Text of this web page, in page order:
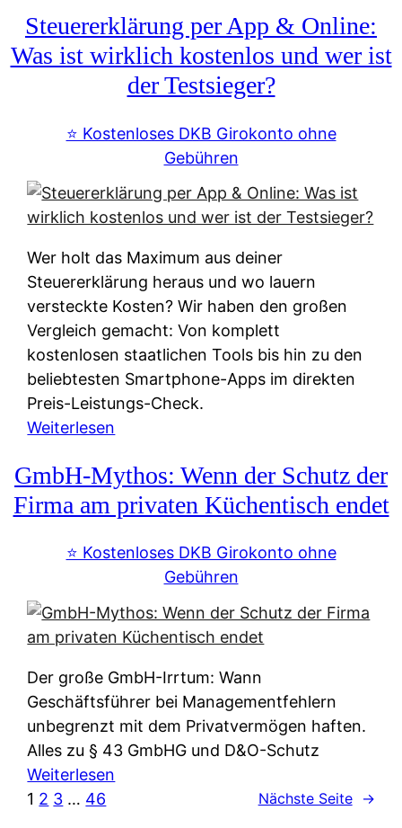
&
f
r
e
u
s
u
n
f
t
e
i
e
W
e
r
s
i
c
h
e
t
a
h
g
s
y
t
e
m
M
I
R
:
W
e
u
d
n
w
l
c
h
e
n
Steuererklärung per App & Online:
Was ist wirklich kostenlos und wer ist
der Testsieger?
⭐️ Kostenloses DKB Girokonto ohne
Gebühren
Wer holt das Maximum aus deiner
Steuererklärung heraus und wo lauern
versteckte Kosten? Wir haben den großen
Vergleich gemacht: Von komplett
kostenlosen staatlichen Tools bis hin zu den
beliebtesten Smartphone-Apps im direkten
Preis-Leistungs-Check.
Weiterlesen
t
e
u
e
r
k
l
ä
u
GmbH-Mythos: Wenn der Schutz der
Firma am privaten Küchentisch endet
⭐️ Kostenloses DKB Girokonto ohne
Gebühren
Der große GmbH-Irrtum: Wann
Geschäftsführer bei Managementfehlern
unbegrenzt mit dem Privatvermögen haften.
Alles zu § 43 GmbHG und D&O-Schutz
Weiterlesen
1 2 3 … 46 Nächste Seite →